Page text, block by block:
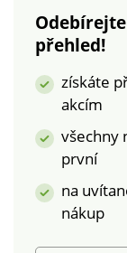
přehled!
získáte
akcím
všechny
první
na
nákup